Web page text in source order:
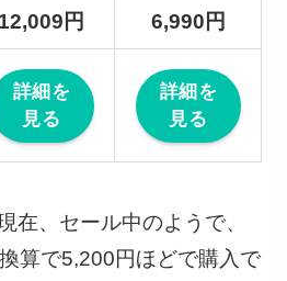
12,009円 6,990円
詳細を
見る
詳細を
見る
在、セール中のようで、
算で5,200円ほどで購入で